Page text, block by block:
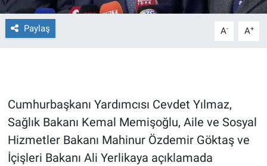
Paylaş A- A+
Cumhurbaşkanı Yardımcısı Cevdet Yılmaz,
Sağlık Bakanı Kemal Memişoğlu, Aile ve Sosyal
Hizmetler Bakanı Mahinur Özdemir Göktaş ve
İçişleri Bakanı Ali Yerlikaya açıklamada
Gün Başlıyor
Gün Bitiyor
Gündem Özel
Günün görüntüsü
Haber